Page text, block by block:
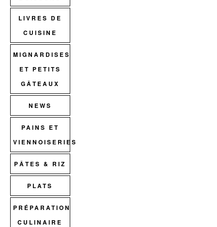
LIVRES DE
CUISINE
MIGNARDISES
ET PETITS
GÂTEAUX
NEWS
PAINS ET
VIENNOISERIES
PÂTES & RIZ
PLATS
PRÉPARATION
CULINAIRE